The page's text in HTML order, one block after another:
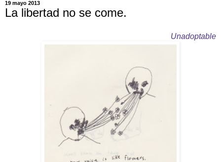
19 mayo 2013
La libertad no se come.
Unadoptable